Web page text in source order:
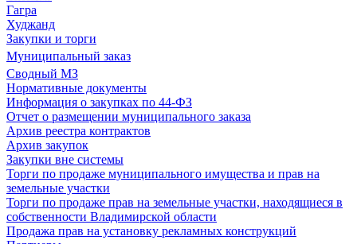
Гагра
Худжанд
Закупки и торги
Муниципальный заказ
Сводный МЗ
Нормативные документы
Информация о закупках по 44-ФЗ
Отчет о размещении муниципального заказа
Архив реестра контрактов
Архив закупок
Закупки вне системы
Торги по продаже муниципального имущества и прав на
земельные участки
Торги по продаже прав на земельные участки, находящиеся в
собственности Владимирской области
Продажа прав на установку рекламных конструкций